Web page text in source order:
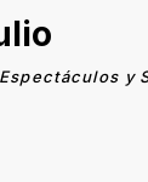
y